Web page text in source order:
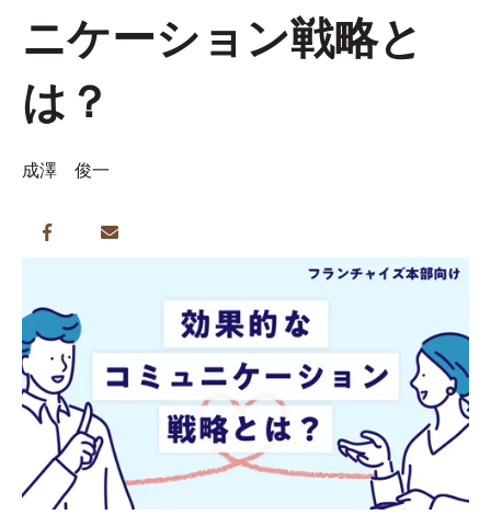
ニケーション戦略と
は？
成澤 俊一